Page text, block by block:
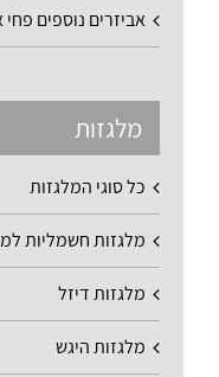
אביזרים נוספים
מלגזות
כל סוגי המלגזות
מלגזות חשמליות
מלגזות דיזל
מלגזות היגש